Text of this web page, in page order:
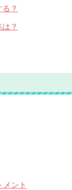
？
？
ント